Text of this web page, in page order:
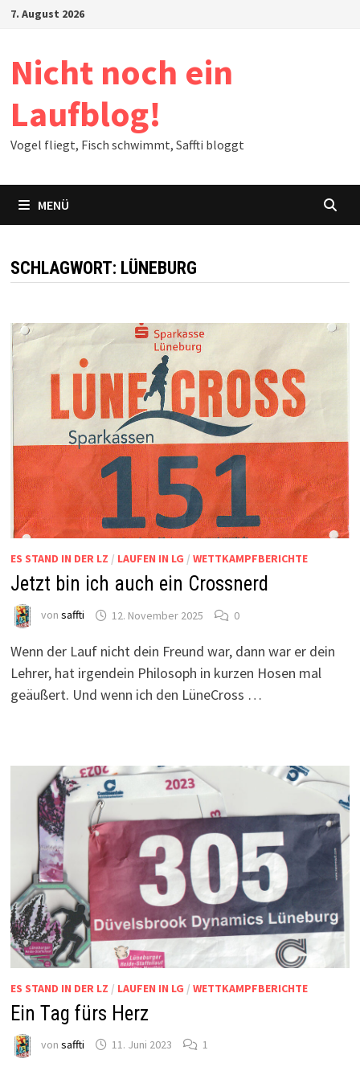
Zum7. August 2026
Nicht noch ein
Laufblog!
Vogel fliegt, Fisch schwimmt, Saffti bloggt
MENÜ
SCHLAGWORT: LÜNEBURG
ES STAND IN DER LZ / LAUFEN IN LG / WETTKAMPFBERICHTE
Jetzt bin ich auch ein Crossnerd
von saffti 12. November 2025 0
Wenn der Lauf nicht dein Freund war, dann war er dein
Lehrer, hat irgendein Philosoph in kurzen Hosen mal
geäußert. Und wenn ich den LüneCross …
ES STAND IN DER LZ / LAUFEN IN LG / WETTKAMPFBERICHTE
Ein Tag fürs Herz
von saffti 11. Juni 2023 1